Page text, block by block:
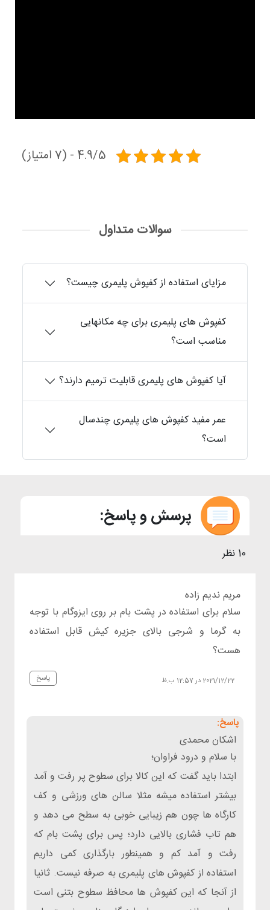
4.9/5 - (7 امتیاز)
سوالات متداول
مزایای استفاده از کفپوش پلیمری چیست؟
کفپوش های پلیمری برای چه مکانهایی
مناسب است؟
آیا کفپوش های پلیمری قابلیت ترمیم دارند؟
عمر مفید کفپوش های پلیمری چندسال
است؟
پرسش و پاسخ:
10 نظر
مریم ندیم زاده
2021/12/22 در 12:57 ب.ظ
سلام برای استفاده در پشت بام بر روی ایزوگام با توجه
به گرما و شرجی بالای جزیره کیش قابل استفاده
هست؟
پاسخ
اشکان محمدی
با سلام و درود فراوان؛
ابتدا باید گفت که این کالا برای سطوح پر رفت و آمد
بیشتر استفاده میشه مثلا سالن های ورزشی و کف
کارگاه ها چون هم زیبایی خوبی به سطح می دهد و
هم تاب فشاری بالایی دارد؛ پس برای پشت بام که
رفت و آمد کم و همینطور بارگذاری کمی داریم
استفاده از کفپوش های پلیمری به صرفه نیست. ثانیا
از آنجا که این کفپوش ها محافظ سطوح بتنی است